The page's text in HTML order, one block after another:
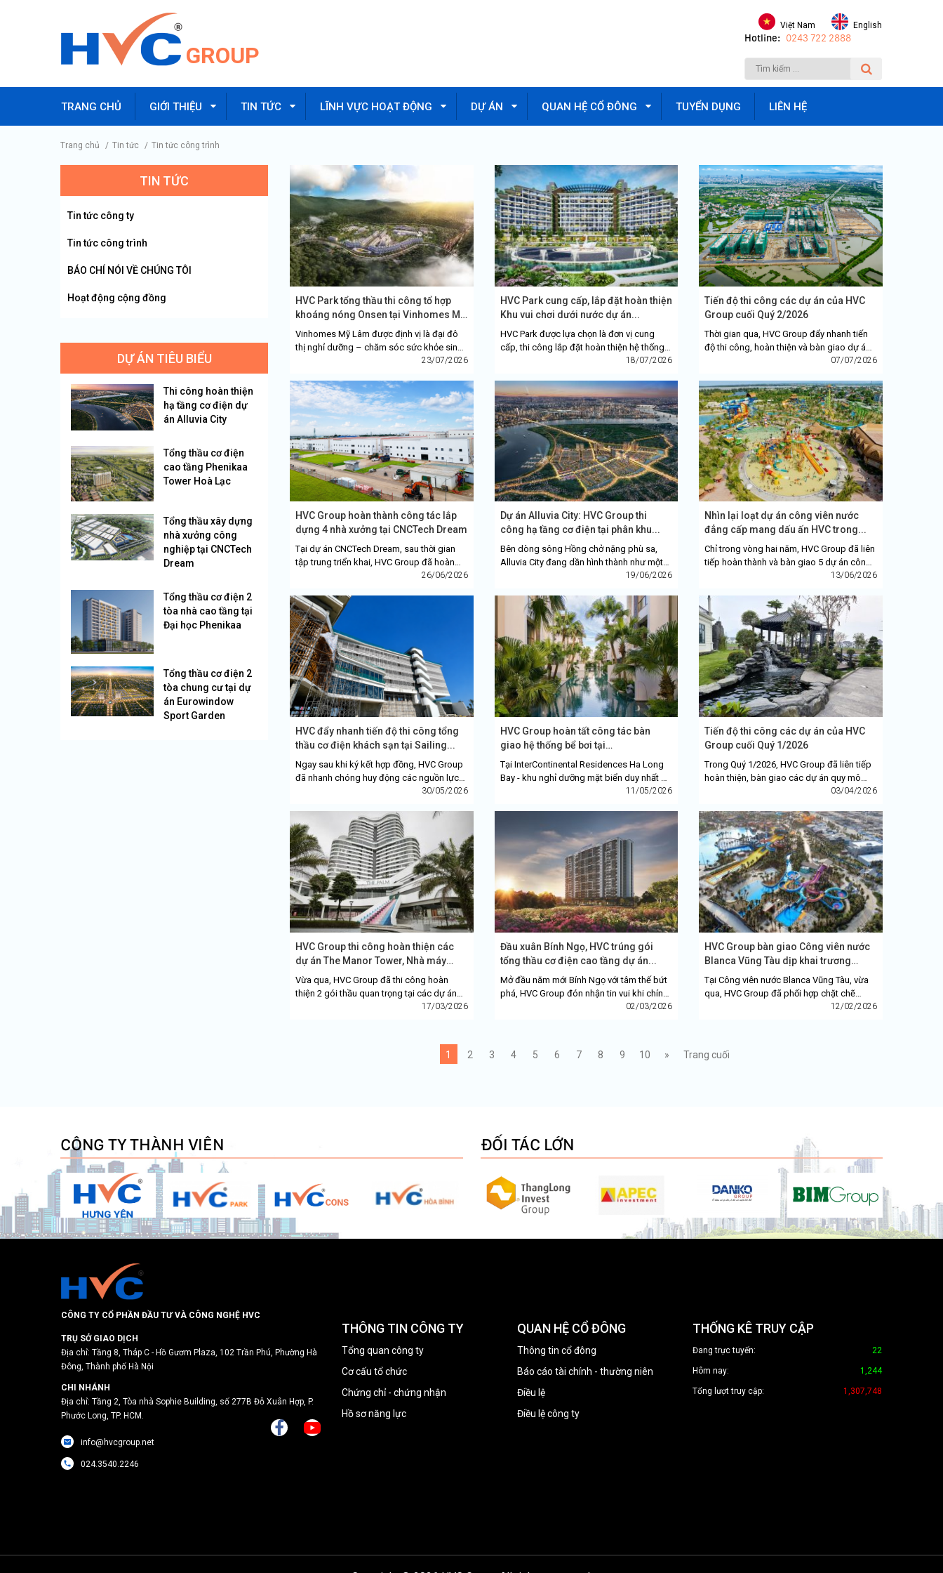
GROUP
Việt Nam English
Hotline: 0243 722 2888
TRANG CHỦ GIỚI THIỆU TIN TỨC LĨNH VỰC HOẠT ĐỘNG DỰ ÁN QUAN HỆ CỔ ĐÔNG TUYỂN DỤNG LIÊN HỆ
Trang chủ / Tin tức / Tin tức công trình
HVC Park tổng thầu thi công tổ hợp
khoáng nóng Onsen tại Vinhomes Mỹ
Lâm...
Vinhomes Mỹ Lâm được định vị là đại đô
thị nghỉ dưỡng – chăm sóc sức khỏe sinh
thái quy mô lớn. Để hiện thực hóa tầm nhìn
23/07/2026
HVC Park cung cấp, lắp đặt hoàn thiện
Khu vui chơi dưới nước dự án...
HVC Park được lựa chọn là đơn vị cung
cấp, thi công lắp đặt hoàn thiện hệ thống
công nghệ và thiết bị trò chơi công viên
18/07/2026
Tiến độ thi công các dự án của HVC
Group cuối Quý 2/2026
Thời gian qua, HVC Group đẩy nhanh tiến
độ thi công, hoàn thiện và bàn giao dự án
Intercon Residences Ha Long Bay (Quảng
07/07/2026
HVC Group hoàn thành công tác lắp
dựng 4 nhà xưởng tại CNCTech Dream
Tại dự án CNCTech Dream, sau thời gian
tập trung triển khai, HVC Group đã hoàn
thành công tác lắp dựng kết cấu cho 4 nhà
26/06/2026
Dự án Alluvia City: HVC Group thi
công hạ tầng cơ điện tại phân khu...
Bên dòng sông Hồng chở nặng phù sa,
Alluvia City đang dần hình thành như một
biểu tượng mới của xu hướng đô thị sinh
19/06/2026
Nhìn lại loạt dự án công viên nước
đẳng cấp mang dấu ấn HVC trong...
Chỉ trong vòng hai năm, HVC Group đã liên
tiếp hoàn thành và bàn giao 5 dự án công
viên nước quy mô lớn cho chủ đầu tư13/06/2026
HVC đẩy nhanh tiến độ thi công tổng
thầu cơ điện khách sạn tại Sailing...
Ngay sau khi ký kết hợp đồng, HVC Group
đã nhanh chóng huy động các nguồn lực
nhằm triển khai đồng bộ gói tổng thầu cơ
30/05/2026
HVC Group hoàn tất công tác bàn
giao hệ thống bể bơi tại
InterContinental Residences...
Tại InterContinental Residences Ha Long
Bay - khu nghỉ dưỡng mặt biển duy nhất Hạ
Long (tỉnh Quảng Ninh), HVC đã hoàn tất
11/05/2026
Tiến độ thi công các dự án của HVC
Group cuối Quý 1/2026
Trong Quý 1/2026, HVC Group đã liên tiếp
hoàn thiện, bàn giao các dự án quy mô
như: Blanca Vũng Tàu, The Manor Lào Cai,
03/04/2026
HVC Group thi công hoàn thiện các
dự án The Manor Tower, Nhà máy
sản...
Vừa qua, HVC Group đã thi công hoàn
thiện 2 gói thầu quan trọng tại các dự án
quy mô, gồm: cơ điện trung tâm thương
17/03/2026
Đầu xuân Bính Ngọ, HVC trúng gói
tổng thầu cơ điện cao tầng dự án...
Mở đầu năm mới Bính Ngọ với tâm thế bứt
phá, HVC Group đón nhận tin vui khi chính
thức trở thành đơn vị tổng thầu cơ điện cho
02/03/2026
HVC Group bàn giao Công viên nước
Blanca Vũng Tàu dịp khai trương
trước Tết...
Tại Công viên nước Blanca Vũng Tàu, vừa
qua, HVC Group đã phối hợp chặt chẽ
cùng chủ đầu tư và các đơn vị nhà thầu
12/02/2026
1 2 3 4 5 6 7 8 9 10 » Trang cuối
TIN TỨC
Tin tức công ty
Tin tức công trình
BÁO CHÍ NÓI VỀ CHÚNG TÔI
Hoạt động cộng đồng
DỰ ÁN TIÊU BIỂU
Thi công hoàn thiện
hạ tầng cơ điện dự
án Alluvia City
Tổng thầu cơ điện
cao tầng Phenikaa
Tower Hoà Lạc
Tổng thầu xây dựng
nhà xưởng công
nghiệp tại CNCTech
Dream
Tổng thầu cơ điện 2
tòa nhà cao tầng tại
Đại học Phenikaa
Tổng thầu cơ điện 2
tòa chung cư tại dự
án Eurowindow
Sport Garden
CÔNG TY THÀNH VIÊN ĐỐI TÁC LỚN
CÔNG TY CỔ PHẦN ĐẦU TƯ VÀ CÔNG NGHỆ HVC
TRỤ SỞ GIAO DỊCH
Địa chỉ: Tầng 8, Tháp C - Hồ Gươm Plaza, 102 Trần Phú, Phường Hà
Đông, Thành phố Hà Nội
CHI NHÁNH
Địa chỉ: Tầng 2, Tòa nhà Sophie Building, số 277B Đỗ Xuân Hợp, P.
Phước Long, TP. HCM.
info@hvcgroup.net
024.3540.2246
THÔNG TIN CÔNG TY
Tổng quan công ty
Cơ cấu tổ chức
Chứng chỉ - chứng nhận
Hồ sơ năng lực
QUAN HỆ CỔ ĐÔNG
Thông tin cổ đông
Báo cáo tài chính - thường niên
Điều lệ
Điều lệ công ty
THỐNG KÊ TRUY CẬP
Đang trực tuyến: 22
Hôm nay: 1,244
Tổng lượt truy cập: 1,307,748